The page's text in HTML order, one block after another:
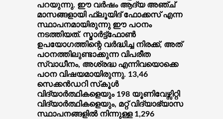
പറയുന്നു. ഈ വര്‍ഷം ആദ്യ അഞ്ച്
മാസങ്ങളായി ഫ്‌ലൂയിദ് ഫോക്കസ് എന്ന
സ്ഥാപനമായിരുന്നു ഈ പഠനം
നടത്തിയത്. സ്മാര്‍ട്ട്‌ഫോണ്‍
ഉപയോഗത്തിന്റെ വര്‍ദ്ധിച്ച നിരക്ക്, അത്
പഠനത്തിലുണ്ടാക്കുന്ന വിപരീത
സ്വാധീനം, അശ്രദ്ധ എന്നിവയൊക്കെ
പഠന വിഷയമായിരുന്നു. 13,46
സെക്കന്‍ഡറി സ്‌കൂള്‍
വിദ്യാര്‍ത്ഥികളെയും 198 യൂണിവേഴ്സിറ്റി
വിദ്യാര്‍ത്ഥികളെയും, മറ്റ് വിദ്യാഭ്യാസ
സ്ഥാപനങ്ങളില്‍ നിന്നുള്ള 1,296